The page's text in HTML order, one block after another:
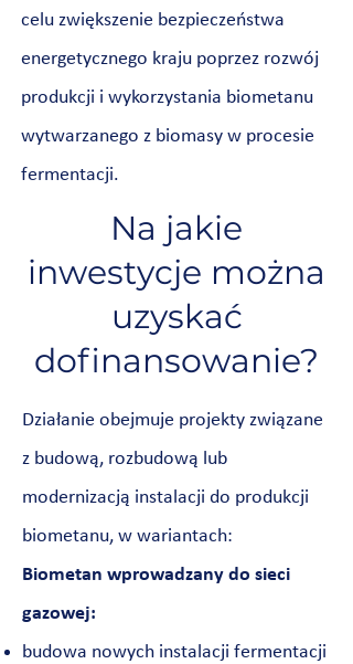
celu zwiększenie bezpieczeństwa
energetycznego kraju poprzez rozwój
produkcji i wykorzystania biometanu
wytwarzanego z biomasy w procesie
fermentacji.
Na jakie
inwestycje można
uzyskać
dofinansowanie?
Działanie obejmuje projekty związane
z budową, rozbudową lub
modernizacją instalacji do produkcji
biometanu, w wariantach:
Biometan wprowadzany do sieci
gazowej:
budowa nowych instalacji fermentacji